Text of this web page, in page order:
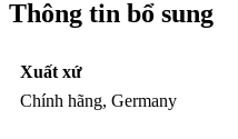
Thông tin bổ sung
Xuất xứ
Chính hãng, Germany